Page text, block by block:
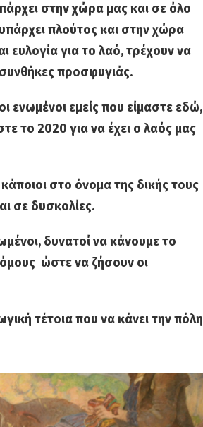
στην χώρα μας και σε όλο
πλούτος και στην χώρα
ευλογία για το λαό, τρέχουν να
προσφυγιάς.
ενωμένοι εμείς που είμαστε εδώ,
το 2020 για να έχει ο λαός μας
στο όνομα της δικής τους
σε δυσκολίες.
δυνατοί να κάνουμε το
ώστε να ζήσουν οι
τέτοια που να κάνει την πόλη